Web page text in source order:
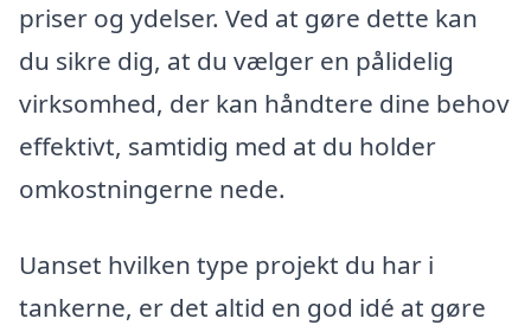
priser og ydelser. Ved at gøre dette kan
du sikre dig, at du vælger en pålidelig
virksomhed, der kan håndtere dine behov
effektivt, samtidig med at du holder
omkostningerne nede.
Uanset hvilken type projekt du har i
tankerne, er det altid en god idé at gøre